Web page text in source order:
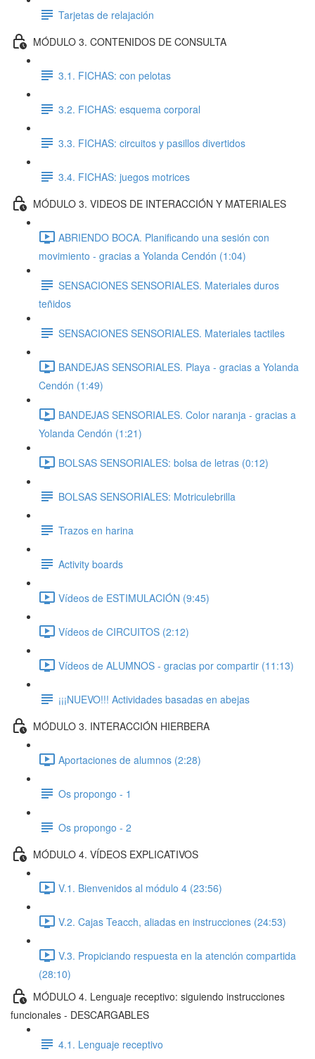
Tarjetas de relajación
MÓDULO 3. CONTENIDOS DE CONSULTA
3.1. FICHAS: con pelotas
3.2. FICHAS: esquema corporal
3.3. FICHAS: circuitos y pasillos divertidos
3.4. FICHAS: juegos motrices
MÓDULO 3. VIDEOS DE INTERACCIÓN Y MATERIALES
ABRIENDO BOCA. Planificando una sesión con
movimiento - gracias a Yolanda Cendón (1:04)
SENSACIONES SENSORIALES. Materiales duros
teñidos
SENSACIONES SENSORIALES. Materiales tactiles
BANDEJAS SENSORIALES. Playa - gracias a Yolanda
Cendón (1:49)
BANDEJAS SENSORIALES. Color naranja - gracias a
Yolanda Cendón (1:21)
BOLSAS SENSORIALES: bolsa de letras (0:12)
BOLSAS SENSORIALES: Motriculebrilla
Trazos en harina
Activity boards
Vídeos de ESTIMULACIÓN (9:45)
Vídeos de CIRCUITOS (2:12)
Vídeos de ALUMNOS - gracias por compartir (11:13)
¡¡¡NUEVO!!! Actividades basadas en abejas
MÓDULO 3. INTERACCIÓN HIERBERA
Aportaciones de alumnos (2:28)
Os propongo - 1
Os propongo - 2
MÓDULO 4. VÍDEOS EXPLICATIVOS
V.1. Bienvenidos al módulo 4 (23:56)
V.2. Cajas Teacch, aliadas en instrucciones (24:53)
V.3. Propiciando respuesta en la atención compartida
(28:10)
MÓDULO 4. Lenguaje receptivo: siguiendo instrucciones
funcionales - DESCARGABLES
4.1. Lenguaje receptivo